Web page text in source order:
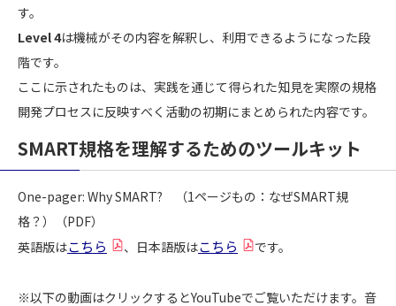
す。
Level 4は機械がその内容を解釈し、利用できるようになった段
階です。
ここに示されたものは、実践を通じて得られた知見を実際の規格
開発プロセスに反映すべく活動の初期にまとめられた内容です。
SMART規格を理解するためのツールキット
One-pager: Why SMART? （1ページもの：なぜSMART規
格？）（PDF）
英語版はこちら 、日本語版はこちら です。
※以下の動画はクリックするとYouTubeでご覧いただけます。音